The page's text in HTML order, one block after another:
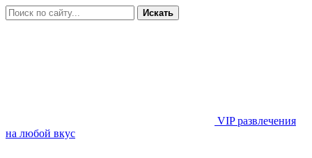
Искать
VIP развлечения
на любой вкус